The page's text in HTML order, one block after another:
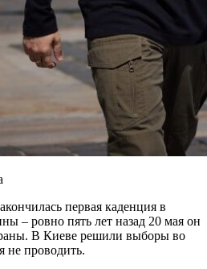
первая каденция в
– ровно пять лет назад 20 мая он
В Киеве решили выборы во
не проводить.